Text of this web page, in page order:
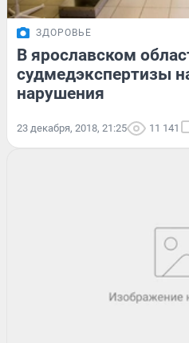
ЗДОРОВЬЕ
В ярославском
судмедэкспертизы
нарушения
23 декабря, 2018, 21:25 11 141